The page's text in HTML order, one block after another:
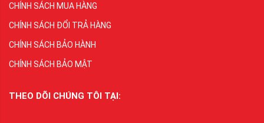
CHÍNH SÁCH MUA HÀNG
CHÍNH SÁCH ĐỔI TRẢ HÀNG
CHÍNH SÁCH BẢO HÀNH
CHÍNH SÁCH BẢO MẬT
THEO DÕI CHÚNG TÔI TẠI: